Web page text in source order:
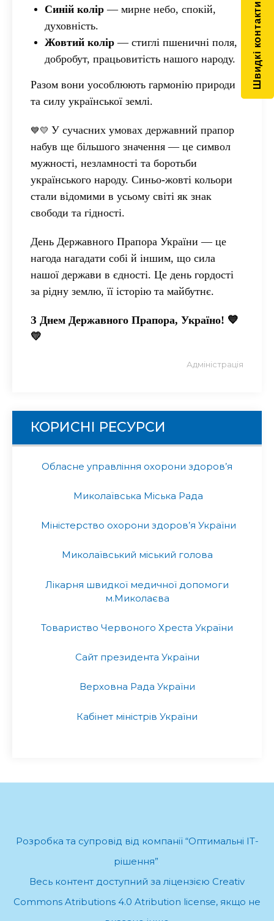
Синій колір— мирне небо, спокій,
духовність.
Жовтий колір— стиглі пшеничні поля,
добробут, працьовитість нашого народу.
Разом вони уособлюють гармонію природи
та силу української землі.
💙💛 У сучасних умовах державний прапор
набув ще більшого значення — це символ
мужності, незламності та боротьби
українського народу. Синьо-жовті кольори
стали відомими в усьому світі як знак
свободи та гідності.
День Державного Прапора України — це
нагода нагадати собі й іншим, що сила
нашої держави в єдності. Це день гордості
за рідну землю, її історію та майбутнє.
З Днем Державного Прапора, Україно! 💙
💛
Адміністрація
КОРИСНІ РЕСУРСИ
Обласне управління охорони здоров’я
Миколаївська Міська Рада
Міністерство охорони здоров’я України
Миколаївський міський голова
Лікарня швидкої медичної допомоги
м.Миколаєва
Товариство Червоного Хреста України
Сайт президента України
Верховна Рада України
Кабінет міністрів України
Розробка та супровід від компанії “Оптимальні ІТ-
рішення”.
Весь контент доступний за ліцензією Creativ
Commons Atributions 4.0 Atribution license, якщо не
Швидкі контакти